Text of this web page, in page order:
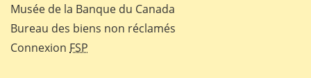
Musée de la Banque du Canada
Bureau des biens non réclamés
Connexion FSP